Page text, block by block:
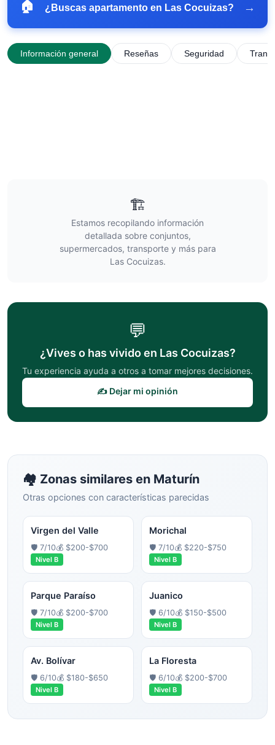
🏠 ¿Buscas apartamento en Las Cocuizas? →
Información general Reseñas Seguridad
🏗️
Estamos recopilando información
detallada sobre conjuntos,
supermercados, transporte y más para
Las Cocuizas.
💬
¿Vives o has vivido en Las Cocuizas?
Tu experiencia ayuda a otros a tomar mejores decisiones.
✍️ Dejar mi opinión
🏘️ Zonas similares en Maturín
Otras opciones con características parecidas
Virgen del Valle
🛡️ 7/10💰 $200-$700
Nivel B
Morichal
🛡️ 7/10💰 $220-$750
Nivel B
Parque Paraíso
🛡️ 7/10💰 $200-$700
Nivel B
Juanico
🛡️ 6/10💰 $150-$500
Nivel B
Av. Bolívar
🛡️ 6/10💰 $180-$650
Nivel B
La Floresta
🛡️ 6/10💰 $200-$700
Nivel B